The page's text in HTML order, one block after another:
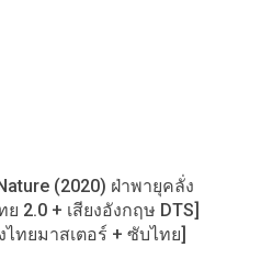
(2020) ฝ่าพายุคลั่ง
2.0 + เสียงอังกฤษ DTS]
ไทยมาสเตอร์ + ซับไทย]